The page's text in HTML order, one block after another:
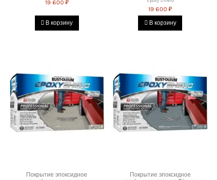
19 600 ₽
В корзину
19 600 ₽
В корзину
Покрытие эпоксидное
Покрытие эпоксидное